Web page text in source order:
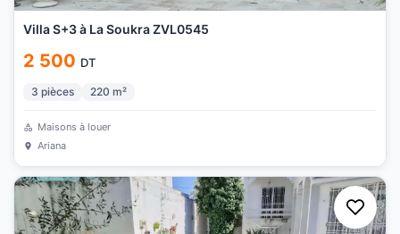
Villa S+3 à La Soukra ZVL0545
2 500 DT
3 pièces 220 m²
Maisons à louer
Ariana